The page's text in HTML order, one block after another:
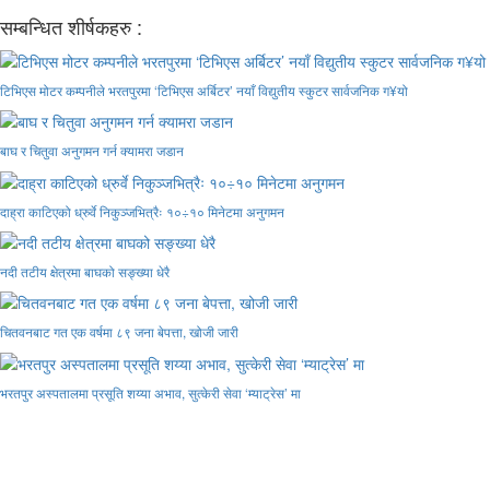
सम्बन्धित शीर्षकहरु :
टिभिएस मोटर कम्पनीले भरतपुरमा ‘टिभिएस अर्बिटर’ नयाँ विद्युतीय स्कुटर सार्वजनिक ग¥यो
बाघ र चितुवा अनुगमन गर्न क्यामरा जडान
दाह्रा काटिएको ध्रुर्वे निकुञ्जभित्रैः १०÷१० मिनेटमा अनुगमन
नदी तटीय क्षेत्रमा बाघको सङ्ख्या धेरै
चितवनबाट गत एक वर्षमा ८९ जना बेपत्ता, खोजी जारी
भरतपुर अस्पतालमा प्रसूति शय्या अभाव, सुत्केरी सेवा ‘म्याट्रेस’ मा